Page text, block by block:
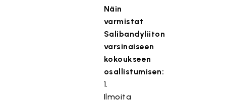
Näin
varmistat
Salibandyliiton
varsinaiseen
kokoukseen
osallistumisen:
1.
Ilmoita